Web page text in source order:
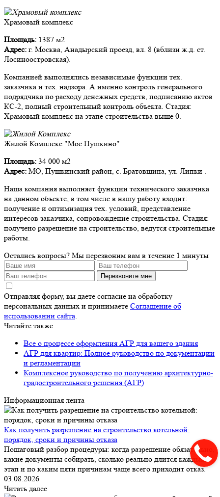
Храмовый комплекс
Площадь: 1387 м2
Адрес: г. Москва, Анадырский проезд, вл. 8 (вблизи ж.д. ст.
Лосиноостровская).
Компанией выполнялись независимые функции тех.
заказчика и тех. надзора. А именно контроль генерального
подрядчика по расходу денежных средств, подписанию актов
КС-2, полный строительный контроль объекта. Стадия:
Храмовый комплекс на этапе строительства выше 0.
Жилой Комплекс "Моё Пушкино"
Площадь: 34 000 м2
Адрес: МО, Пушкинский район, с. Братовщина, ул. Липки .
Наша компания выполняет функции технического заказчика
на данном объекте, в том числе в нашу работу входит:
получение и оптимизация тех. условий, представление
интересов заказчика, сопровождение строительства. Стадия:
получено разрешение на строительство, ведутся строительные
работы.
Остались вопросы? Мы перезвоним вам в течение 1 минуты
Перезвоните мне
Отправляя форму, вы даете согласие на обработку
персональных данных и принимаете Соглашение об
использовании сайта.
Читайте также
Все о процессе оформления АГР для вашего здания
АГР для квартир: Полное руководство по документации
и регламентации
Комплексное руководство по получению архитектурно-
градостроительного решения (АГР)
Информационная лента
Как получить разрешение на строительство котельной:
порядок, сроки и причины отказа
Пошаговый разбор процедуры: когда разрешение обязательно,
какие документы собирать, сколько реально длится каждый
этап и по каким пяти причинам чаще всего приходит отказ.
03.08.2026
Читать далее